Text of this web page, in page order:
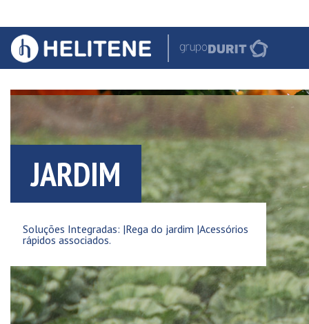
JARDIM
Soluções Integradas: |Rega do jardim |Acessórios
rápidos associados.